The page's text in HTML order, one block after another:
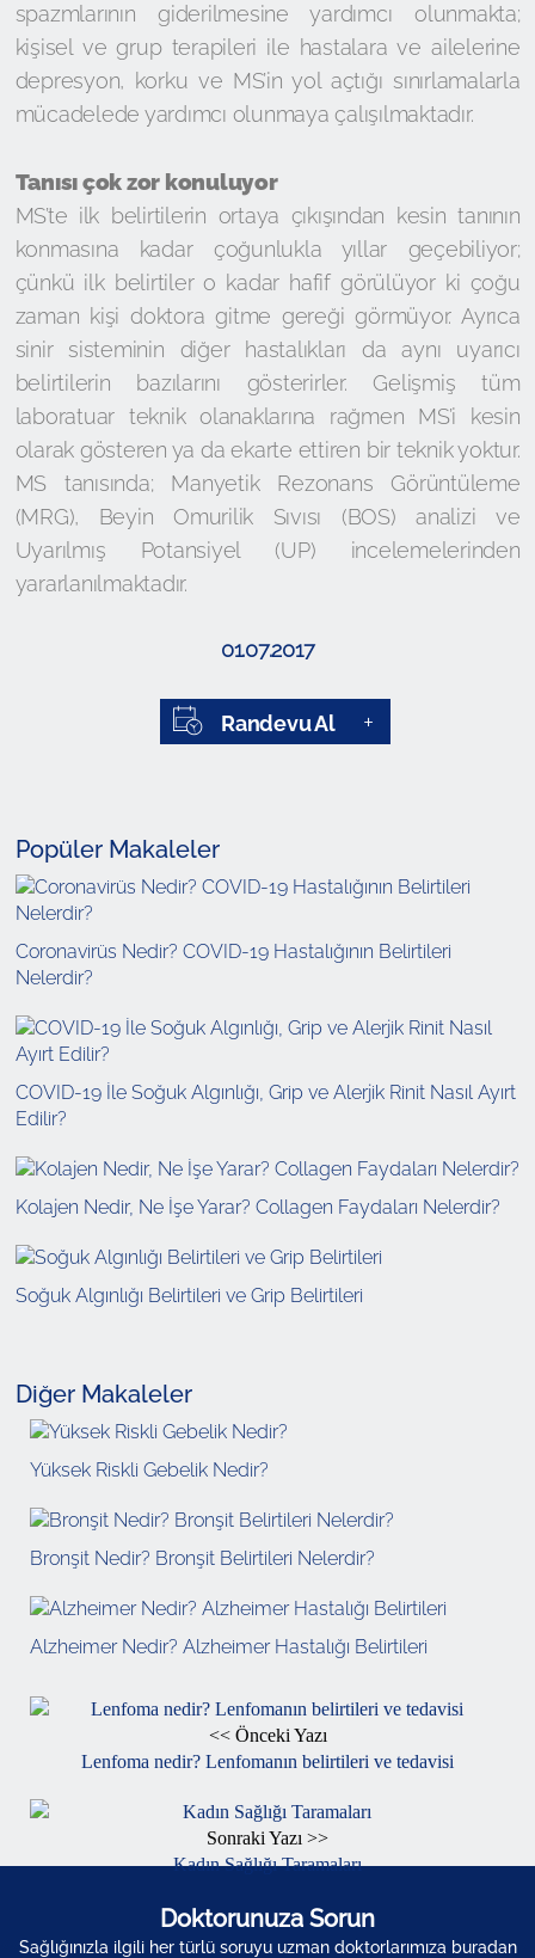
spazmlarının giderilmesine yardımcı olunmakta;
kişisel ve grup terapileri ile hastalara ve ailelerine
depresyon, korku ve MS’in yol açtığı sınırlamalarla
mücadelede yardımcı olunmaya çalışılmaktadır.
Tanısı çok zor konuluyor
MS’te ilk belirtilerin ortaya çıkışından kesin tanının
konmasına kadar çoğunlukla yıllar geçebiliyor;
çünkü ilk belirtiler o kadar hafif görülüyor ki çoğu
zaman kişi doktora gitme gereği görmüyor. Ayrıca
sinir sisteminin diğer hastalıkları da aynı uyarıcı
belirtilerin bazılarını gösterirler. Gelişmiş tüm
laboratuar teknik olanaklarına rağmen MS’i kesin
olarak gösteren ya da ekarte ettiren bir teknik yoktur.
MS tanısında; Manyetik Rezonans Görüntüleme
(MRG), Beyin Omurilik Sıvısı (BOS) analizi ve
Uyarılmış Potansiyel (UP) incelemelerinden
yararlanılmaktadır.
01.07.2017
Randevu Al
Popüler Makaleler
Coronavirüs Nedir? COVID-19 Hastalığının Belirtileri
Nelerdir?
COVID-19 İle Soğuk Algınlığı, Grip ve Alerjik Rinit Nasıl Ayırt
Edilir?
Kolajen Nedir, Ne İşe Yarar? Collagen Faydaları Nelerdir?
Soğuk Algınlığı Belirtileri ve Grip Belirtileri
Diğer Makaleler
Yüksek Riskli Gebelik Nedir?
Bronşit Nedir? Bronşit Belirtileri Nelerdir?
Alzheimer Nedir? Alzheimer Hastalığı Belirtileri
<< Önceki Yazı
Lenfoma nedir? Lenfomanın belirtileri ve tedavisi
Sonraki Yazı >>
Kadın Sağlığı Taramaları
Doktorunuza Sorun
Sağlığınızla ilgili her türlü soruyu uzman doktorlarımıza buradan